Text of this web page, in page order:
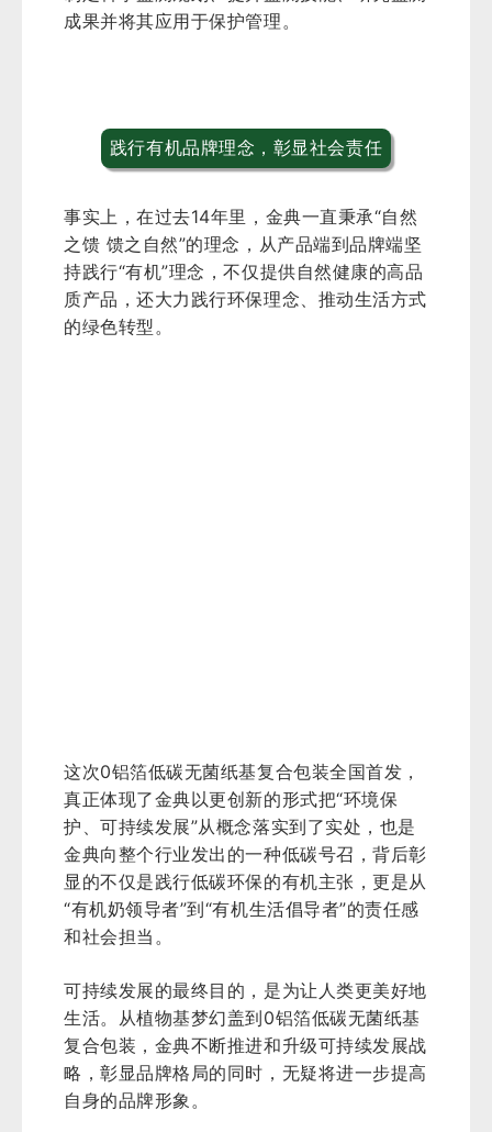
成果并将其应用于保护管理。
践行有机品牌理念，彰显社会责任
事实上，在过去14年里，金典一直秉承“自然
之馈 馈之自然”的理念，从产品端到品牌端坚
持践行“有机”理念，不仅提供自然健康的高品
质产品，还大力践行环保理念、推动生活方式
的绿色转型。
这次0铝箔低碳无菌纸基复合包装全国首发，
真正体现了金典以更创新的形式把“环境保
护、可持续发展”从概念落实到了实处，也是
金典向整个行业发出的一种低碳号召，背后彰
显的不仅是践行低碳环保的有机主张，更是从
“有机奶领导者”到“有机生活倡导者”的责任感
和社会担当。
可持续发展的最终目的，是为让人类更美好地
生活。从植物基梦幻盖到0铝箔低碳无菌纸基
复合包装，金典不断推进和升级可持续发展战
略，彰显品牌格局的同时，无疑将进一步提高
自身的品牌形象。